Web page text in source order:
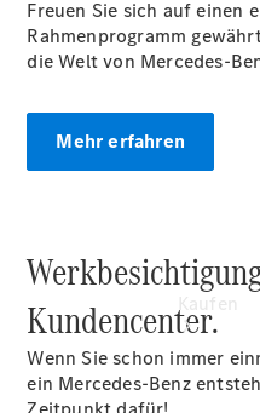
Tel: +49
31600
Freuen Sie sich auf einen
Rahmenprogramm
die Welt von Mercedes-
Mehr erfahren
Kundencenter.
Wenn Sie schon immer
ein Mercedes-Benz